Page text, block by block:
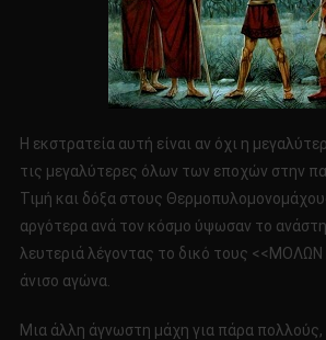
Η εκστρατεία αυτή είναι αν όχι η
τις μεγαλύτερες όλων των εποχών στην
Τιμή και δόξα στους
αργότερα ανά τον κόσμο ύψωσαν το
λευτεριά λέγοντας το δικό τους
άνισο αγώνα.
Μια άλλη άγνωστη μάχη για πάρα πολλούς,